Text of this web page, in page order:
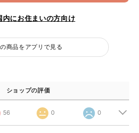
内にお住まいの方向け
商品をアプリで見る
ショップの評価
56 0 0